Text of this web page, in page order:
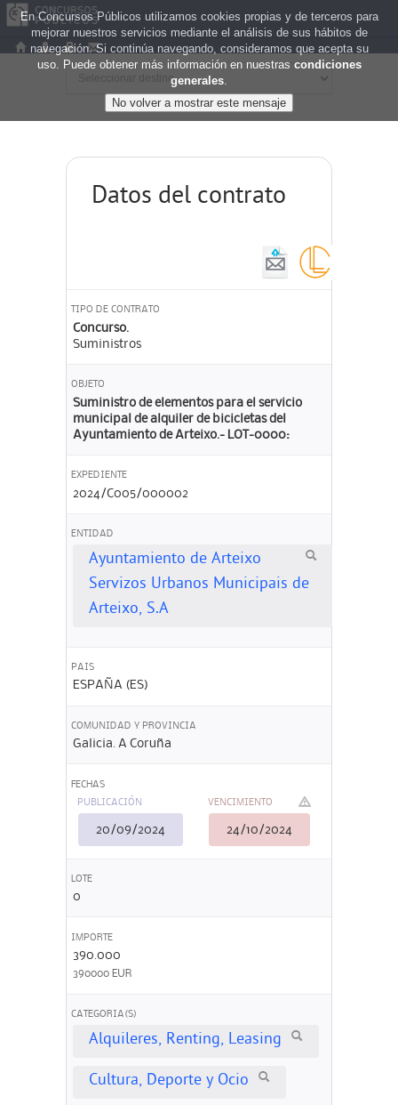
Datos del contrato
TIPO DE CONTRATO
Concurso.
Suministros
OBJETO
Suministro de elementos para el servicio
municipal de alquiler de bicicletas del
Ayuntamiento de Arteixo.- LOT-0000:
EXPEDIENTE
2024/C005/000002
ENTIDAD
Ayuntamiento de Arteixo
Servizos Urbanos Municipais de
Arteixo, S.A
PAIS
ESPAÑA (ES)
COMUNIDAD Y PROVINCIA
Galicia. A Coruña
FECHAS
PUBLICACIÓN
20/09/2024
VENCIMIENTO
24/10/2024
LOTE
0
IMPORTE
390.000
390000 EUR
CATEGORIA(S)
Alquileres, Renting, Leasing
Cultura, Deporte y Ocio
En Concursos Públicos utilizamos cookies propias y de terceros para
mejorar nuestros servicios mediante el análisis de sus hábitos de
navegación. Si continúa navegando, consideramos que acepta su
uso. Puede obtener más información en nuestras condiciones
generales.